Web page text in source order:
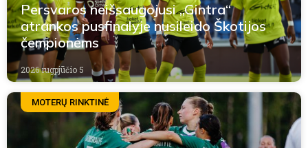
Persvaros neišsaugojusi „Gintra“
atrankos pusfinalyje nusileido Škotijos
čempionėms
2026 rugpjūčio 5
MOTERŲ RINKTINĖ